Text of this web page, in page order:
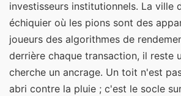
investisseurs institutionnels. La ville
échiquier où les pions sont des
joueurs des algorithmes de
derrière chaque transaction, il reste
cherche un ancrage. Un toit n'est
abri contre la pluie ; c'est le socle